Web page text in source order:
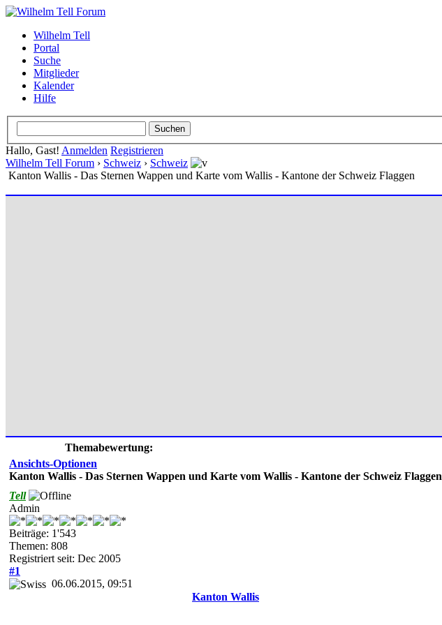
Wilhelm Tell
Portal
Suche
Mitglieder
Kalender
Hilfe
Hallo, Gast! Anmelden Registrieren
Wilhelm Tell Forum › Schweiz › Schweiz
Kanton Wallis - Das Sternen Wappen und Karte vom Wallis - Kantone der Schweiz Flaggen
Themabewertung:
Ansichts-Optionen
Kanton Wallis - Das Sternen Wappen und Karte vom Wallis - Kantone der Schweiz Flaggen
Tell
Admin
Beiträge: 1'543
Themen: 808
Registriert seit: Dec 2005
#1
06.06.2015, 09:51
Kanton Wallis